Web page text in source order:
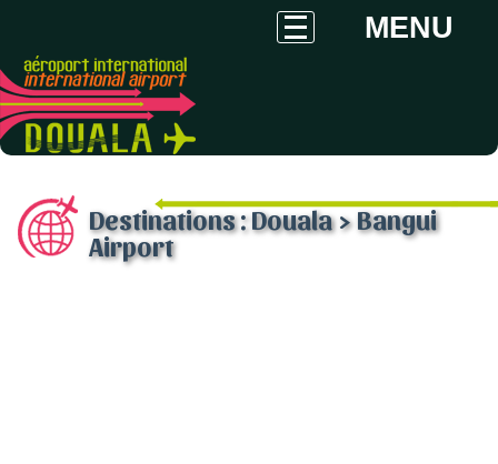
MENU
Destinations : Douala > Bangui
Airport